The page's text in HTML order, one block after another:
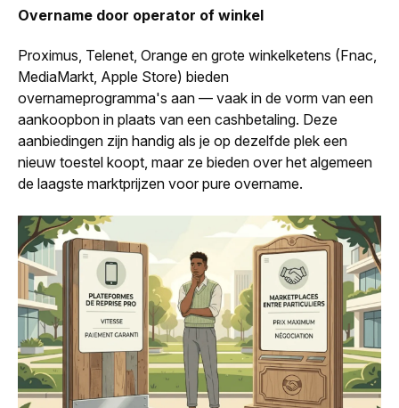
Overname door operator of winkel
Proximus, Telenet, Orange en grote winkelketens (Fnac,
MediaMarkt, Apple Store) bieden
overnameprogramma's aan — vaak in de vorm van een
aankoopbon in plaats van een cashbetaling. Deze
aanbiedingen zijn handig als je op dezelfde plek een
nieuw toestel koopt, maar ze bieden over het algemeen
de laagste marktprijzen voor pure overname.